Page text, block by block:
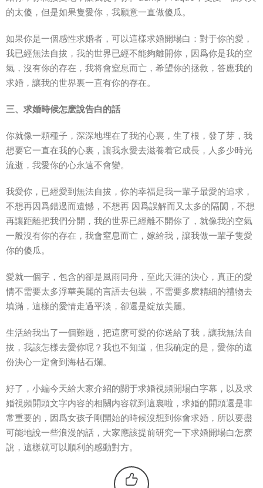
的太傻，但是如果隻愛你，我願意一直做傻瓜。
如果你是一個感性求婚者，可以這樣求婚開場白：對于你的愛，
我已經無法自拔，我的世界已經不能夠離開你，因爲你是我的空
氣，沒有你的存在，我将會窒息而亡，希望你的拯救，答應我的
求婚，讓我的世界裏一直有你的存在。
三、求婚時候怎麽說告白的話
你就像一顆種子，深深地埋在了我的心裏，生了根，發了芽，我
想要它一直在我的心裏，讓我永愛去滋養着它成長，人多少時光
流逝，我愛你的心永遠不會變。
我愛你，已經愛到無法自拔，你的幸福是我一輩子最愛的追求，
不想再因爲錯過而遺憾，不想再 因爲誤解而又太多的隔閡，不想
再讓距離把我們分開，我的世界已經離不開你了，就像我的空氣
一般沒有你的存在，我會窒息而亡，嫁給我，讓我做一輩子隻愛
你的傻瓜。
愛就一個字，包含的卻是風雨同舟，至此天涯的決心，真正的愛
情不需要太多浮華美麗的言語去包裝，不需要多麽精細的禮物去
填滿，這樣的愛情走過平淡，卻還是綻放美麗。
生活給我出了一個難題，把這麽可愛的你送給了我，讓我無法自
拔，我該怎樣去愛你呢？我也不知道，但我确定的是，愛你的這
份決心一定會到海枯石爛。
好了，小編今天給大家介紹的關于求婚視頻開場白字幕，以及求
婚視頻開頭文字内容的相關内容就到這裏啦，求婚的開頭還是非
常重要的，因爲女孩子剛開始的時候沒想到你會求婚，所以要盡
可能地說一些浪漫的話，大家應該提前研究一下求婚開場白怎麽
說，這樣就可以順利的感動對方。